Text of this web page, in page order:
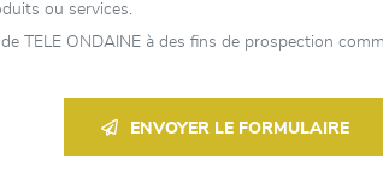
ou services.
TELE ONDAINE à des fins de prospection
ENVOYER LE FORMULAIRE